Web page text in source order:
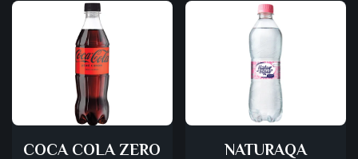
COCA COLA ZERO
NATURAQA